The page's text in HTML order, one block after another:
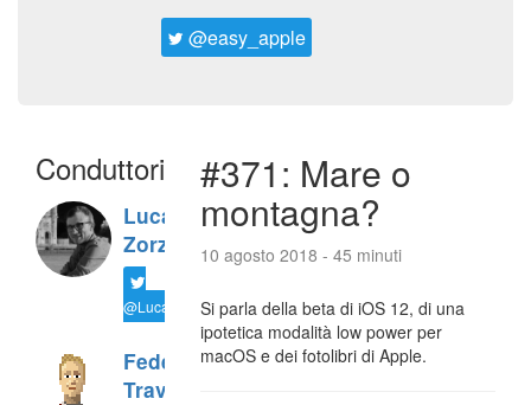
@easy_apple
Conduttori
Luca
Zorzi
@LucaTNT
Federico
Travaini
#371: Mare o
montagna?
10 agosto 2018 - 45 minuti
Si parla della beta di iOS 12, di una
ipotetica modalità low power per
macOS e dei fotolibri di Apple.